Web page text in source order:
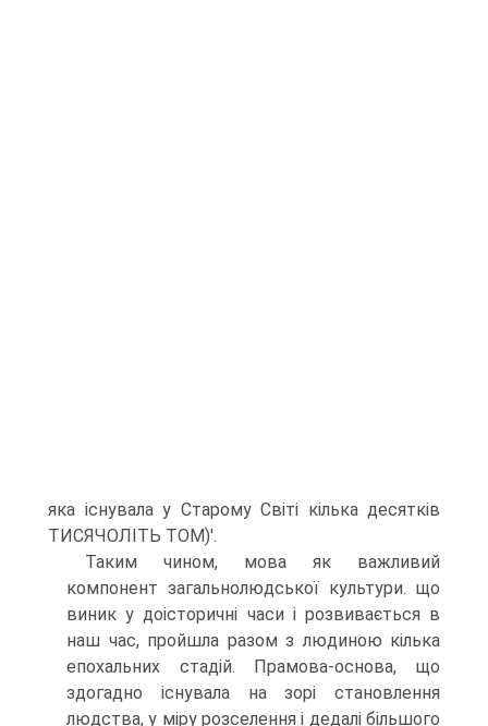
яка існувала у Старому Світі кілька десятків
ТИСЯЧОЛІТЬ ТОМ)'.
Таким чином, мова як важливий
компонент загальнолюдської культу­ри. що
виник у доісторичні часи і розвивається в
наш час, пройшла разом з лю­диною кілька
епохальних стадій. Прамова-основа, що
здогадно існувала на зорі становлення
людства, у міру розселення і дедалі більшого